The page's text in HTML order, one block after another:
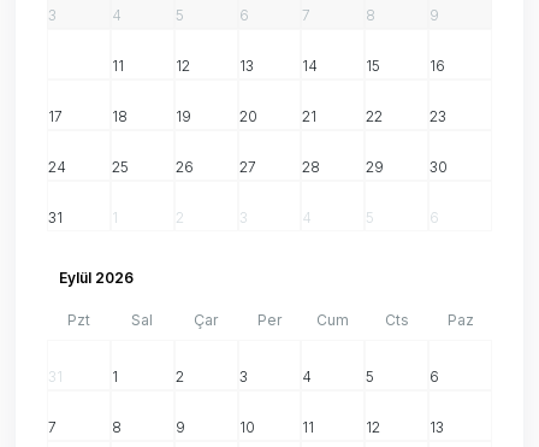
3 4 5 6 7 8 9
11 12 13 14 15 16
17 18 19 20 21 22 23
24 25 26 27 28 29 30
31 1 2 3 4 5 6
Eylül 2026
Pzt Sal Çar Per Cum Cts Paz
31 1 2 3 4 5 6
7 8 9 10 11 12 13